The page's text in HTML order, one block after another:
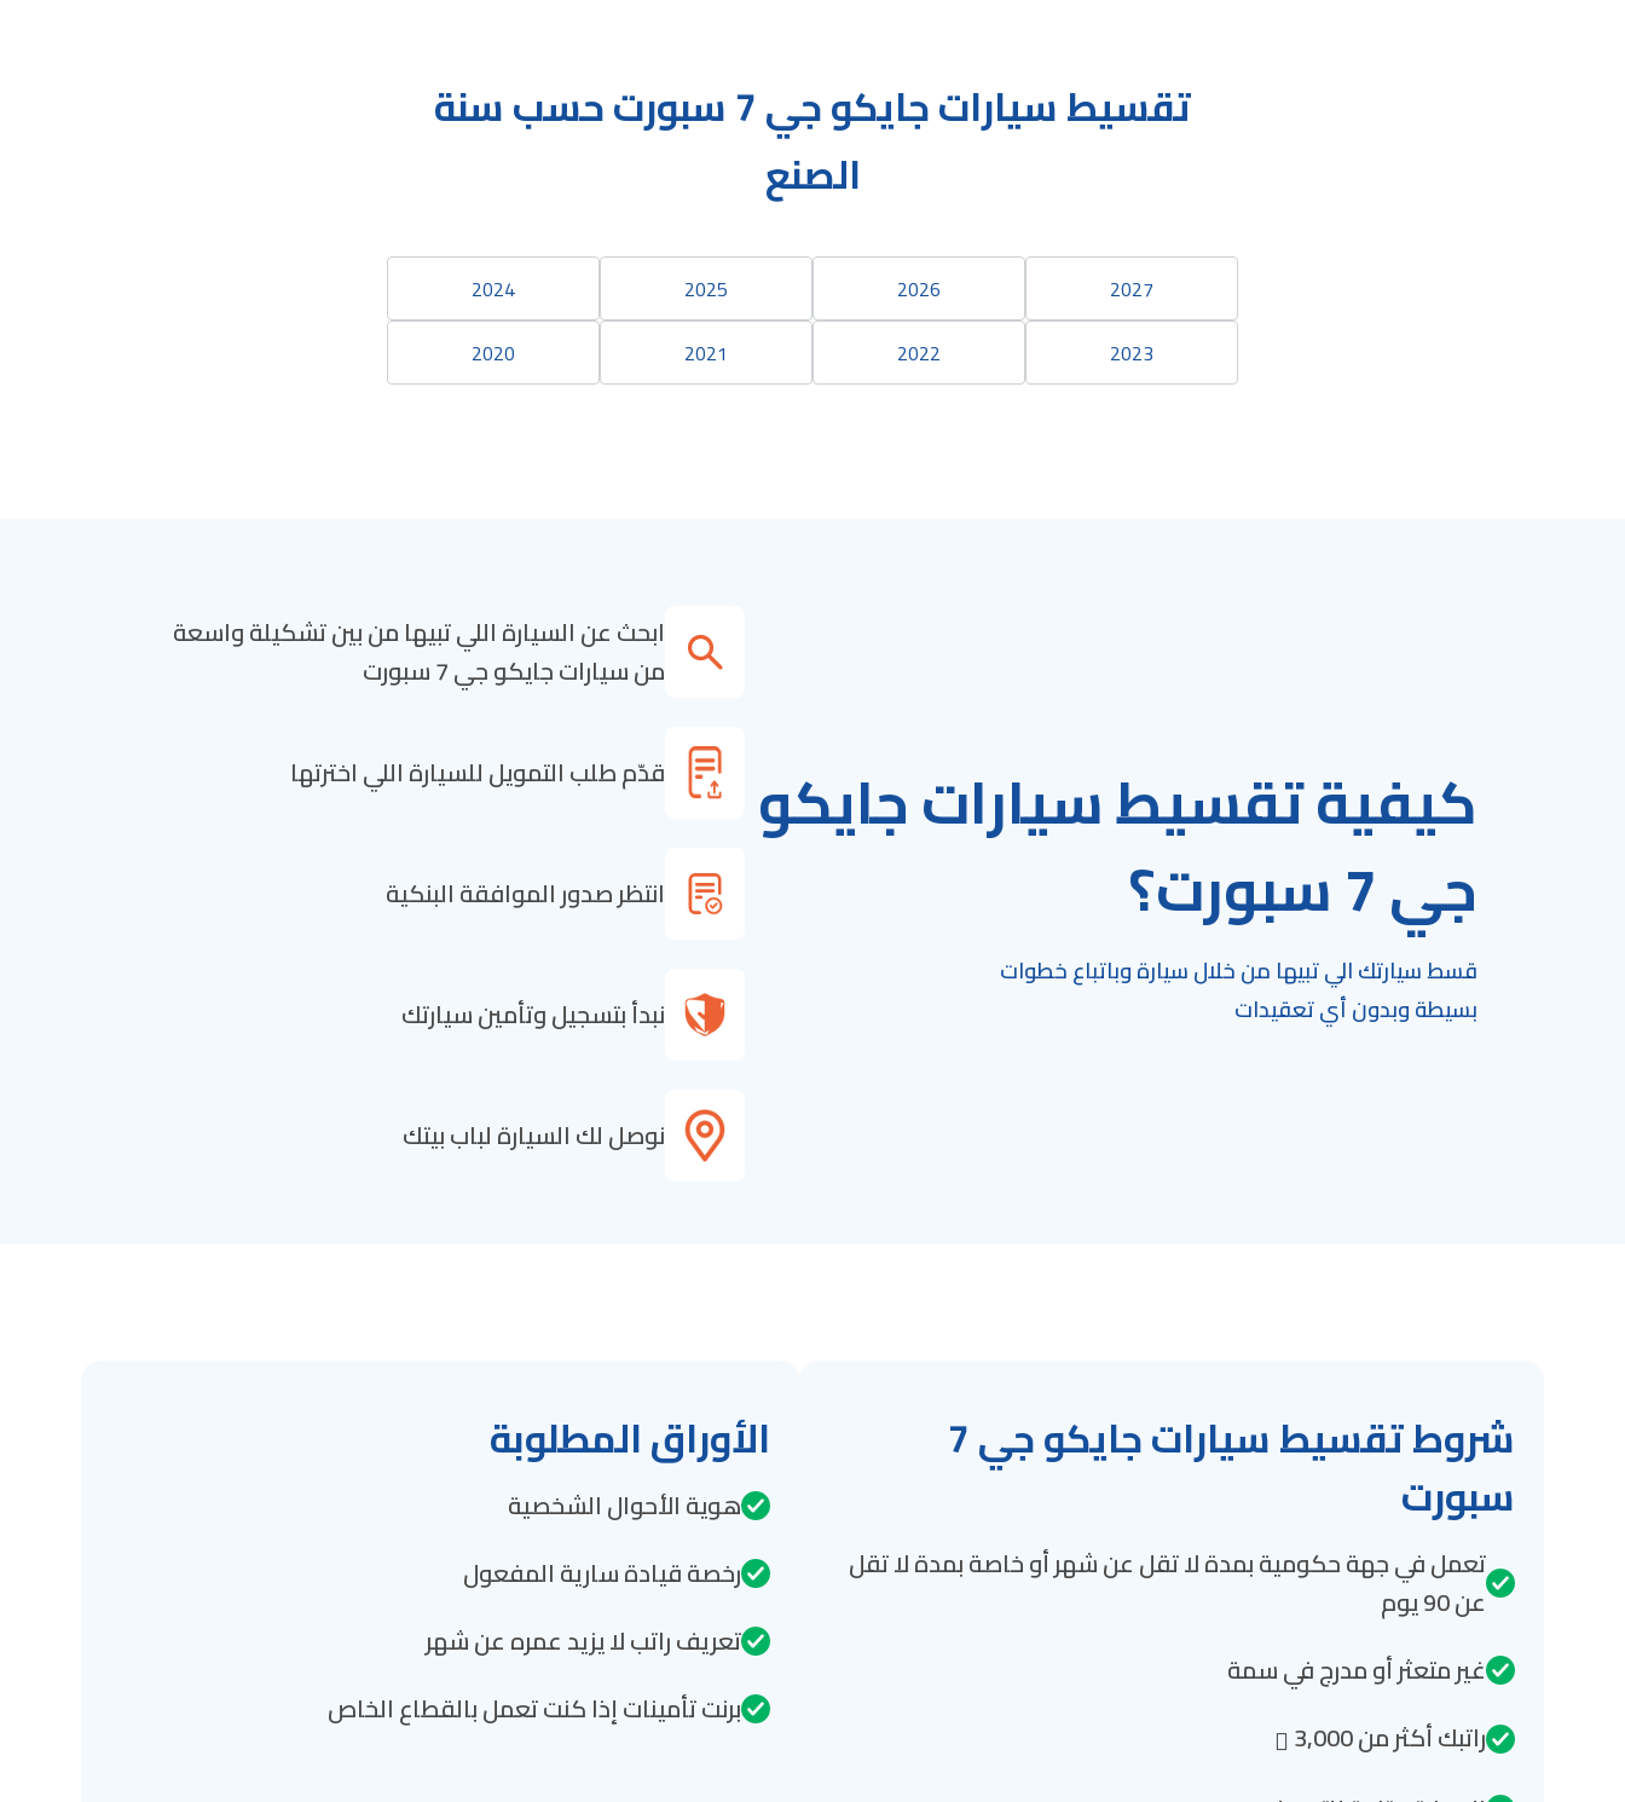
تقسيط سيارات جايكو جي 7 سبورت حسب سنة
الصنع
2027
2026
2025
2024
2023
2022
2021
2020
كيفية تقسيط سيارات جايكو
جي 7 سبورت؟
قسط سيارتك الي تبيها من خلال سيارة وباتباع خطوات
بسيطة وبدون أي تعقيدات
ابحث عن السيارة اللي تبيها من بين تشكيلة واسعة
من سيارات جايكو جي 7 سبورت
قدّم طلب التمويل للسيارة اللي اخترتها
انتظر صدور الموافقة البنكية
نبدأ بتسجيل وتأمين سيارتك
نوصل لك السيارة لباب بيتك
شروط تقسيط سيارات جايكو جي 7
سبورت
تعمل في جهة حكومية بمدة لا تقل عن شهر أو خاصة بمدة لا تقل
عن 90 يوم
غير متعثر أو مدرج في سمة
راتبك أكثر من 3,000
الأوراق المطلوبة
هوية الأحوال الشخصية
رخصة قيادة سارية المفعول
تعريف راتب لا يزيد عمره عن شهر
برنت تأمينات إذا كنت تعمل بالقطاع الخاص